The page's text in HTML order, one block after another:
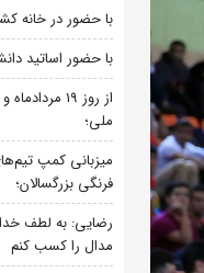
با حضور در خانه
با حضور اساتید
از روز 19
ملی؛
میزبانی کمپ
فرنگی بزرگسالان؛
رضایی: به لطف
مدال را کسب کنم